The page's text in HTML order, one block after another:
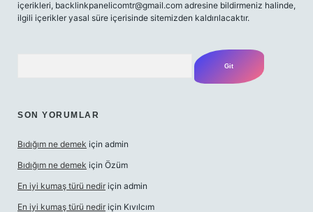
içerikleri, backlinkpanelicomtr@gmail.com adresine bildirmeniz halinde,
ilgili içerikler yasal süre içerisinde sitemizden kaldırılacaktır.
SON YORUMLAR
Bıdığım ne demek için admin
Bıdığım ne demek için Özüm
En iyi kumaş türü nedir için admin
En iyi kumaş türü nedir için Kıvılcım